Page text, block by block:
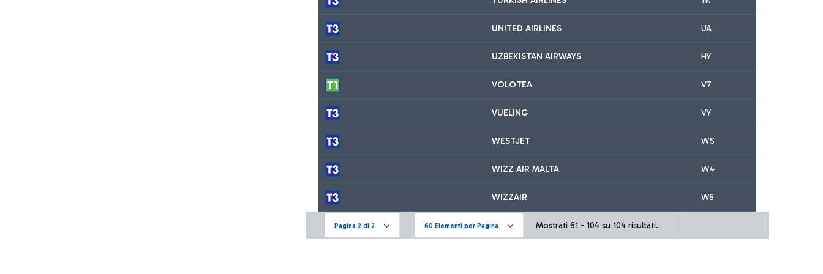
UNITED AIRLINES UA
UZBEKISTAN AIRWAYS HY
VOLOTEA V7
VUELING VY
WESTJET WS
WIZZ AIR MALTA W4
WIZZAIR W6
Pagina 2 di 2 60 Elementi per Pagina Mostrati 61 - 104 su 104 risultati.